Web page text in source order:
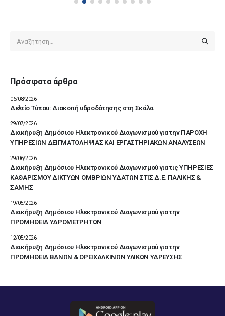
Πρόσφατα άρθρα
Δελτίο Τύπου: Διακοπή υδροδότησης στη Σκάλα
06/08/2026
Διακήρυξη Δημόσιου Ηλεκτρονικού Διαγωνισμού για την ΠΑΡΟΧΗ
ΥΠΗΡΕΣΙΩΝ ΔΕΙΓΜΑΤΟΛΗΨΙΑΣ ΚΑΙ ΕΡΓΑΣΤΗΡΙΑΚΩΝ ΑΝΑΛΥΣΕΩΝ
29/07/2026
Διακήρυξη Δημόσιου Ηλεκτρονικού Διαγωνισμού για τις ΥΠΗΡΕΣΙΕΣ
ΚΑΘΑΡΙΣΜΟΥ ΔΙΚΤΥΩΝ ΟΜΒΡΙΩΝ ΥΔΑΤΩΝ ΣΤΙΣ Δ.Ε. ΠΑΛΙΚΗΣ &
ΣΑΜΗΣ
29/06/2026
Διακήρυξη Δημόσιου Ηλεκτρονικού Διαγωνισμού για την
ΠΡΟΜΗΘΕΙΑ ΥΔΡΟΜΕΤΡΗΤΩΝ
19/05/2026
Διακήρυξη Δημόσιου Ηλεκτρονικού Διαγωνισμού για την
ΠΡΟΜΗΘΕΙΑ ΒΑΝΩΝ & ΟΡΕΙΧΑΛΚΙΝΩΝ ΥΛΙΚΩΝ ΥΔΡΕΥΣΗΣ
12/05/2026